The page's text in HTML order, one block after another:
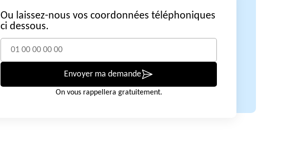
Ou laissez-nous vos coordonnées téléphoniques
ci dessous.
Envoyer ma demande
On vous rappellera gratuitement.